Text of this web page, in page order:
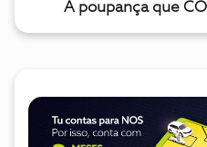
A poupança que